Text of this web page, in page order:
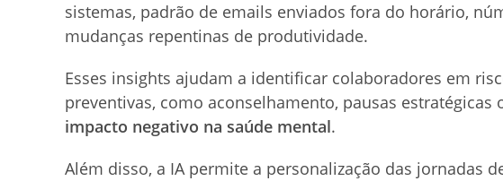
sistemas, padrão de emails enviados fora do horário,
mudanças repentinas de produtividade.
Esses insights ajudam a identificar colaboradores em
preventivas, como aconselhamento, pausas estratégicas
impacto negativo na saúde mental.
Além disso, a IA permite a personalização das jornadas